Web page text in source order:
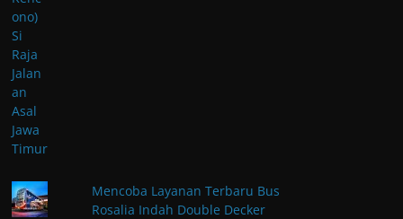
Mencoba Layanan Terbaru Bus
Rosalia Indah Double Decker